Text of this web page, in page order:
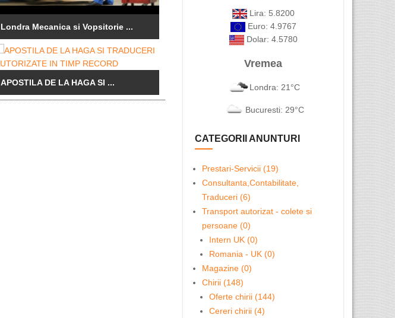
Londra Mecanica si Vopsitorie ...
APOSTILA DE LA HAGA SI ...
Lira: 5.8200
Euro: 4.9767
Dolar: 4.5780
Vremea
Londra: 21°C
Bucuresti: 29°C
CATEGORII ANUNTURI
Prestari-Servicii (19)
Consultanta,Contabilitate,
Traduceri (6)
Transport autorizat - colete si
persoane (0)
Intern UK (0)
Romania - UK (0)
Magazine (0)
Chirii (148)
Oferte chirii (144)
Cereri chirii (4)